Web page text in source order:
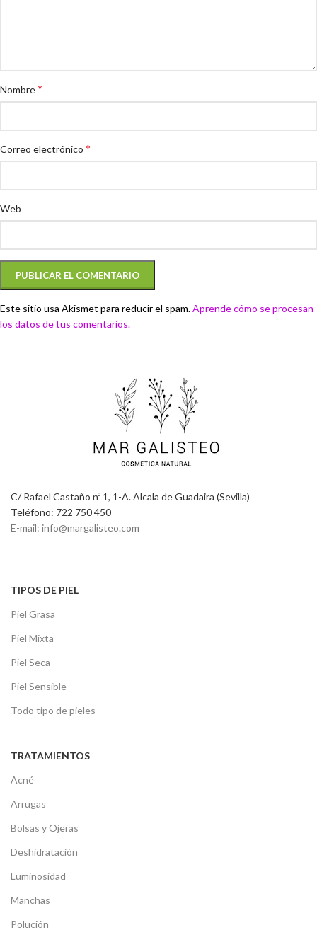
Nombre*
Correo electrónico *
Web
Este sitio usa Akismet para reducir el spam.Aprende cómo se procesan
los datos de tus comentarios.
C/ Rafael Castaño nº 1, 1-A. Alcala de Guadaira (Sevilla)
Teléfono: 722 750 450
E-mail: info@margalisteo.com
TIPOS DE PIEL
Piel Grasa
Piel Mixta
Piel Seca
Piel Sensible
Todo tipo de pieles
TRATAMIENTOS
Acné
Arrugas
Bolsas y Ojeras
Deshidratación
Luminosidad
Manchas
Polución